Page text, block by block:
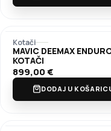
Kotači
MAVIC DEEMAX
KOTAČI
899,00€
DODAJ U